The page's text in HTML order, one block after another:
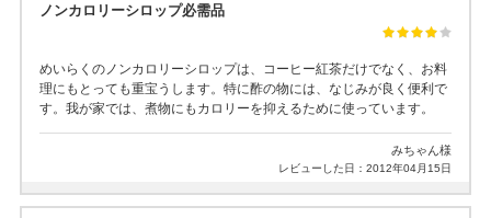
ノンカロリーシロップ必需品
めいらくのノンカロリーシロップは、コーヒー紅茶だけでなく、お料
理にもとっても重宝うします。特に酢の物には、なじみが良く便利で
す。我が家では、煮物にもカロリーを抑えるために使っています。
みちゃん様
レビューした日：2012年04月15日